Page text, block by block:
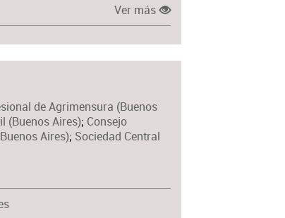
Ver más
de Agrimensura (Buenos
(Buenos Aires); Consejo
Aires); Sociedad Central